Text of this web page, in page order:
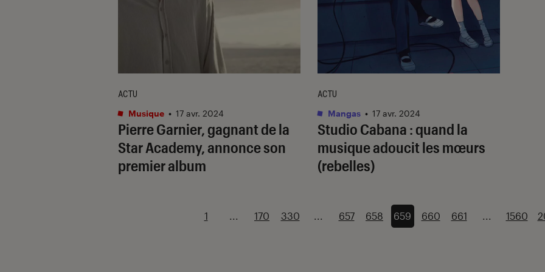
Pierre Garnier, gagnant de la
Star Academy, annonce son
premier album
ACTU
Musique • 17 avr. 2024
Studio Cabana : quand la
musique adoucit les mœurs
(rebelles)
ACTU
Mangas • 17 avr. 2024
1 ... 170 330 ... 657 658 659 660 661 ... 1560